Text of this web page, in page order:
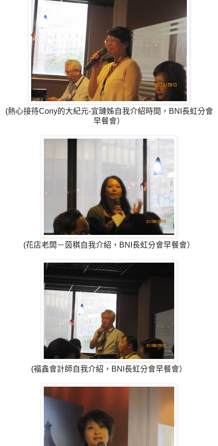
(熱心接待Cony的大紀元-宜璉姊自我介紹時間，BNI長虹分會
早餐會）
(花店老闆－茵稘自我介紹，BNI長虹分會早餐會）
(福鑫會計師自我介紹，BNI長虹分會早餐會）